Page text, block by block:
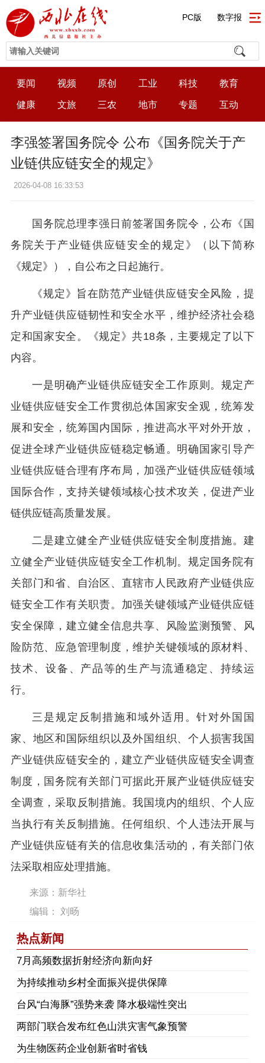
PC版 数字报
要闻 视频 原创 工业 科技 教育
健康 文旅 三农 地市 专题 互动
李强签署国务院令 ​公布《国务院关于产
业链供应链安全的规定》
2026-04-08 16:33:53
国务院总理李强日前签署国务院令，公布《国
务院关于产业链供应链安全的规定》（以下简称
《规定》），自公布之日起施行。
《规定》旨在防范产业链供应链安全风险，提
升产业链供应链韧性和安全水平，维护经济社会稳
定和国家安全。《规定》共18条，主要规定了以下
内容。
一是明确产业链供应链安全工作原则。规定产
业链供应链安全工作贯彻总体国家安全观，统筹发
展和安全，统筹国内国际，推进高水平对外开放，
促进全球产业链供应链稳定畅通。明确国家引导产
业链供应链合理有序布局，加强产业链供应链领域
国际合作，支持关键领域核心技术攻关，促进产业
链供应链高质量发展。
二是建立健全产业链供应链安全制度措施。建
立健全产业链供应链安全工作机制。规定国务院有
关部门和省、自治区、直辖市人民政府产业链供应
链安全工作有关职责。加强关键领域产业链供应链
安全保障，建立健全信息共享、风险监测预警、风
险防范、应急管理制度，维护关键领域的原材料、
技术、设备、产品等的生产与流通稳定、持续运
行。
三是规定反制措施和域外适用。针对外国国
家、地区和国际组织以及外国组织、个人损害我国
产业链供应链安全的，建立产业链供应链安全调查
制度，国务院有关部门可据此开展产业链供应链安
全调查，采取反制措施。我国境内的组织、个人应
当执行有关反制措施。任何组织、个人违法开展与
产业链供应链有关的信息收集活动的，有关部门依
法采取相应处理措施。
来源：新华社
编辑： 刘旸
热点新闻
7月高频数据折射经济向新向好
为持续推动乡村全面振兴提供保障
台风“白海豚”强势来袭 降水极端性突出
两部门联合发布红色山洪灾害气象预警
为生物医药企业创新省时省钱